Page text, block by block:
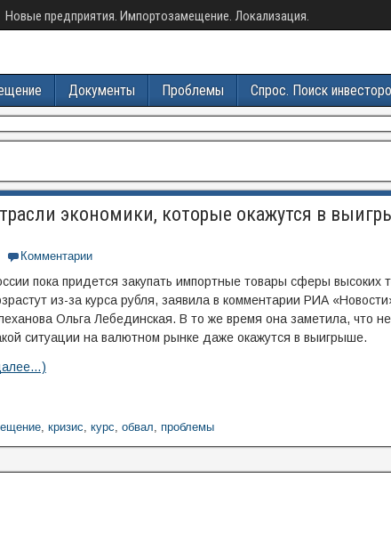
Новые предприятия. Импортозамещение. Локализация.
Документы Проблемы Спрос. Поиск
экономики, которые окажутся в
Комментарии
пока придется закупать импортные товары сферы
из-за курса рубля, заявила в комментарии РИА
Ольга Лебединская. В то же время она заметила, что
ситуации на валютном рынке даже окажутся в выигрыше.
, кризис, курс, обвал, проблемы